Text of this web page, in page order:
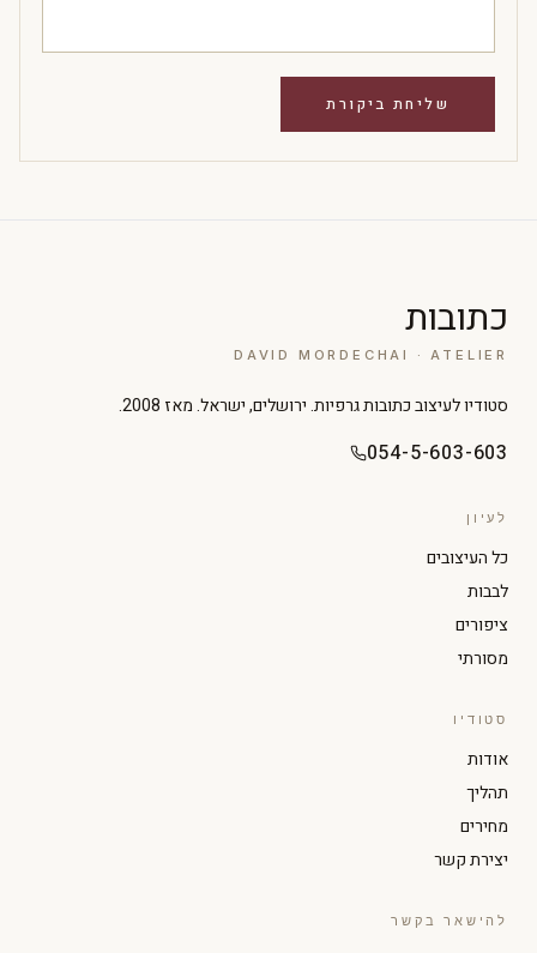
כתובות
DAVID MORDECHAI · ATELIER
סטודיו לעיצוב כתובות גרפיות. ירושלים, ישראל. מאז 2008.
054-5-603-603
לעיון
כל העיצובים
לבבות
ציפורים
מסורתי
סטודיו
אודות
תהליך
מחירים
יצירת קשר
להישאר בקשר